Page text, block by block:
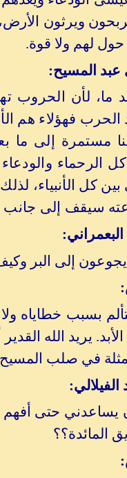
يربحون ويرثون
حول لهم ولا قوة.
عبد المسيح:
ما، لأن الحروب
الحرب فهؤلاء هم
مستمرة إلى ما
والودعاء
بين كل الأنبياء،
سيقف إلى جانب
إلى البر
بسبب خطاياه ولا
يريد الله
في صلب المسيح
حتى أفهم
المائدة؟؟